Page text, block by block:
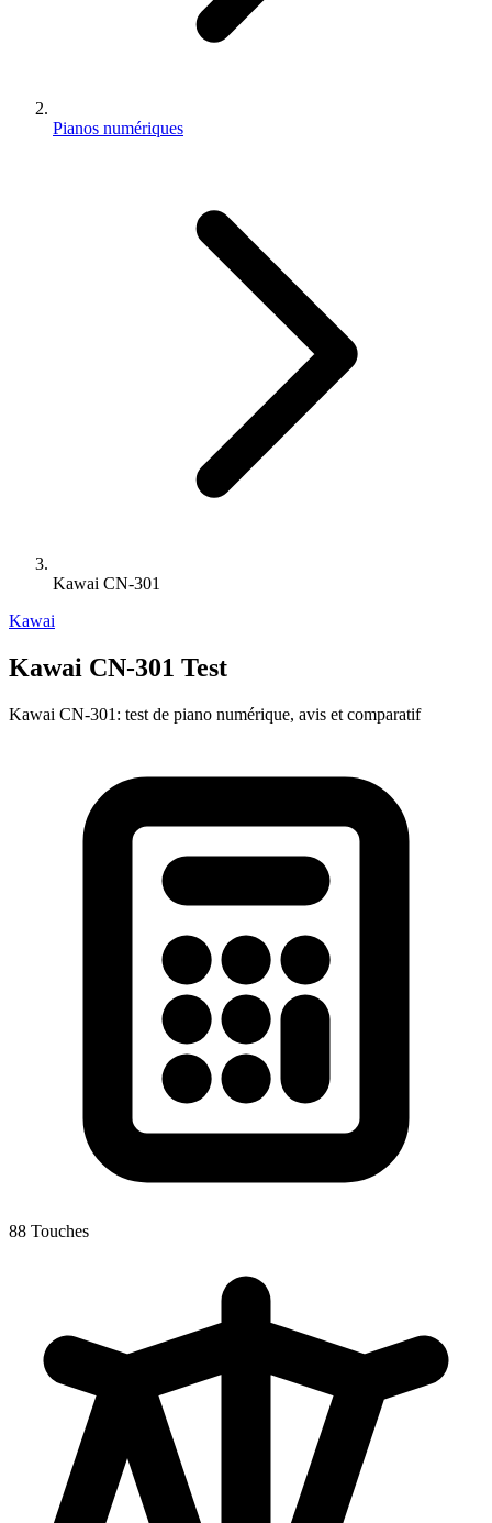
Pianos numériques
Kawai CN-301
Kawai
Kawai CN-301 Test
Kawai CN-301: test de piano numérique, avis et comparatif
88 Touches